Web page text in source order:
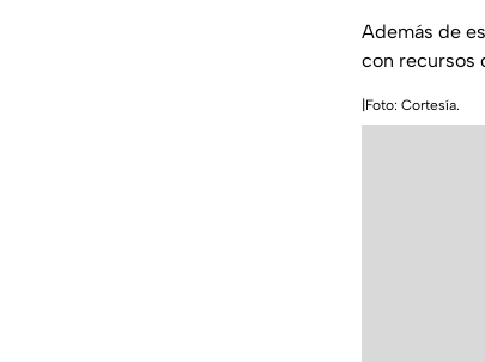
Además de
con recursos
|Foto: Cortesía.